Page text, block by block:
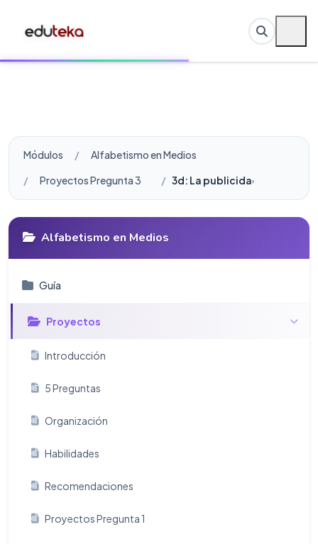
Módulos
Alfabetismo en Medios
Proyectos Pregunta 3
3d: La publicidad somos
Alfabetismo en Medios
Guí­a
Proyectos
Introducción
5 Preguntas
Organización
Habilidades
Recomendaciones
Proyectos Pregunta 1